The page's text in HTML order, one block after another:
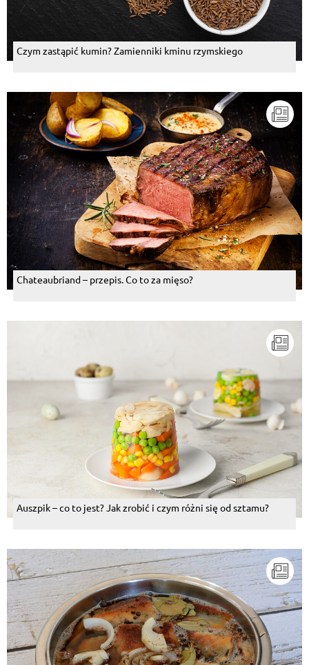
Czym zastąpić kumin? Zamienniki kminu rzymskiego
Chateaubriand – przepis. Co to za mięso?
Auszpik – co to jest? Jak zrobić i czym różni się od sztamu?